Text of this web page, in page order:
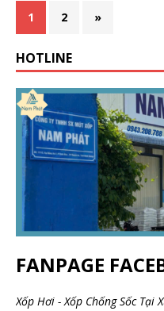
1 2 »
HOTLINE
FANPAGE
Xốp Hơi - Xốp Chống Sốc Tại